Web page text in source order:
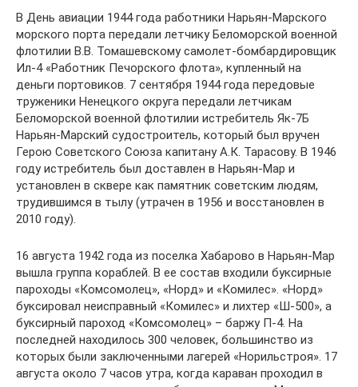
В День авиации 1944 года работники Нарьян-Марского
морского порта передали летчику Беломорской военной
флотилии В.В. Томашевскому самолет-бомбардировщик
Ил-4 «Работник Печорского флота», купленный на
деньги портовиков. 7 сентября 1944 года передовые
труженики Ненецкого округа передали летчикам
Беломорской военной флотилии истребитель Як-7Б
Нарьян-Марский судостроитель, который был вручен
Герою Советского Союза капитану А.К. Тарасову. В 1946
году истребитель был доставлен в Нарьян-Мар и
установлен в сквере как памятник советским людям,
трудившимся в тылу (утрачен в 1956 и восстановлен в
2010 году).
16 августа 1942 года из поселка Хабарово в Нарьян-Мар
вышла группа кораблей. В ее состав входили буксирные
пароходы «Комсомолец», «Норд» и «Комилес». «Норд»
буксировал неисправный «Комилес» и лихтер «Ш-500», а
буксирный пароход «Комсомолец» – баржу П-4. На
последней находилось 300 человек, большинство из
которых были заключенными лагерей «Норильстроя». 17
августа около 7 часов утра, когда караван проходил в